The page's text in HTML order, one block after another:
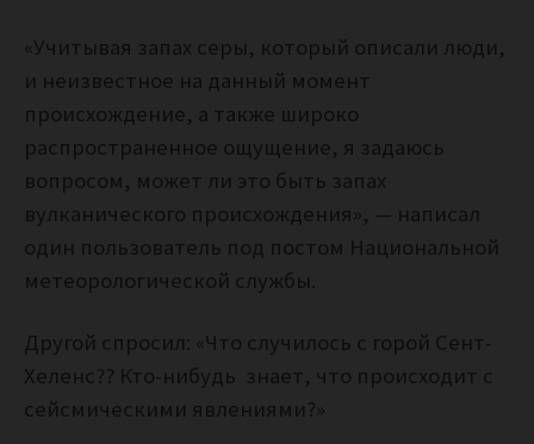
«Учитывая запах серы, который описали люди,
и неизвестное на данный момент
происхождение, а также широко
распространенное ощущение, я задаюсь
вопросом, может ли это быть запах
вулканического происхождения», — написал
один пользователь под постом Национальной
метеорологической службы.
Другой спросил: «Что случилось с горой Сент-
Хеленс?? Кто-нибудь знает, что происходит с
сейсмическими явлениями?»